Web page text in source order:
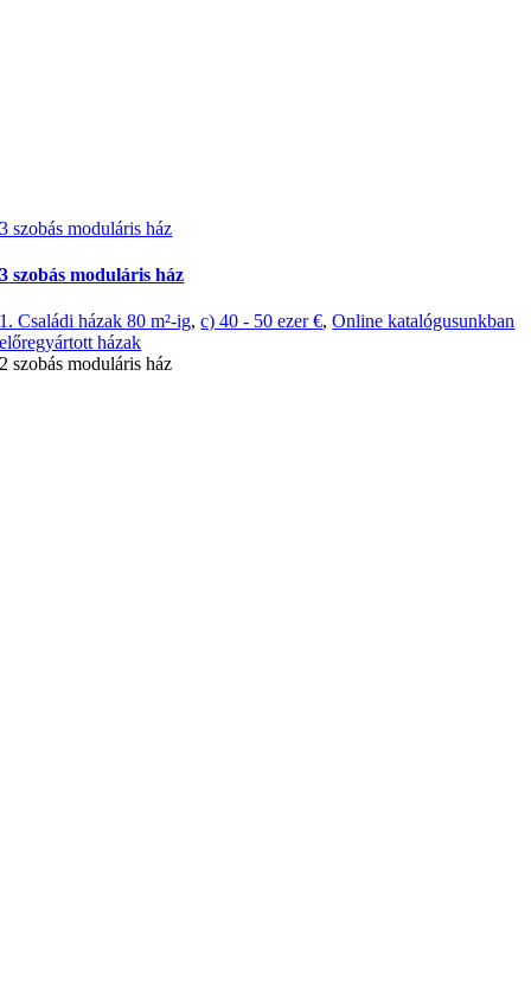
3 szobás moduláris ház
3 szobás moduláris ház
1. Családi házak 80 m²-ig,c) 40 - 50 ezer €,Online katalógusunkban
előregyártott házak
2 szobás moduláris ház